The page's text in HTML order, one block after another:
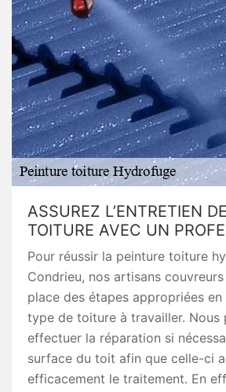
ASSUREZ L’ENTRETIEN
TOITURE AVEC UN
Pour réussir la peinture toiture
Condrieu, nos artisans
place des étapes appropriées
type de toiture à travailler. Nous
effectuer la réparation si
surface du toit afin que celle-ci
efficacement le traitement. En